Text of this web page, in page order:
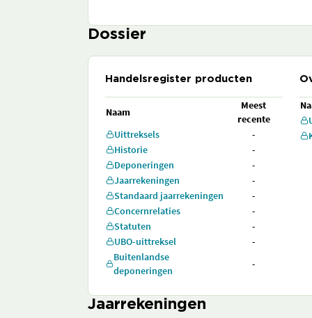
Dossier
Handelsregister producten
Naam
Meest
recente
Uittreksels
-
Historie
-
Deponeringen
-
Jaarrekeningen
-
Standaard jaarrekeningen
-
Concernrelaties
-
Statuten
-
UBO-uittreksel
-
Buitenlandse
deponeringen
-
Jaarrekeningen